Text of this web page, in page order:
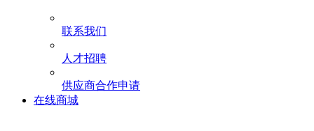
联系我们
人才招聘
供应商合作申请
在线商城